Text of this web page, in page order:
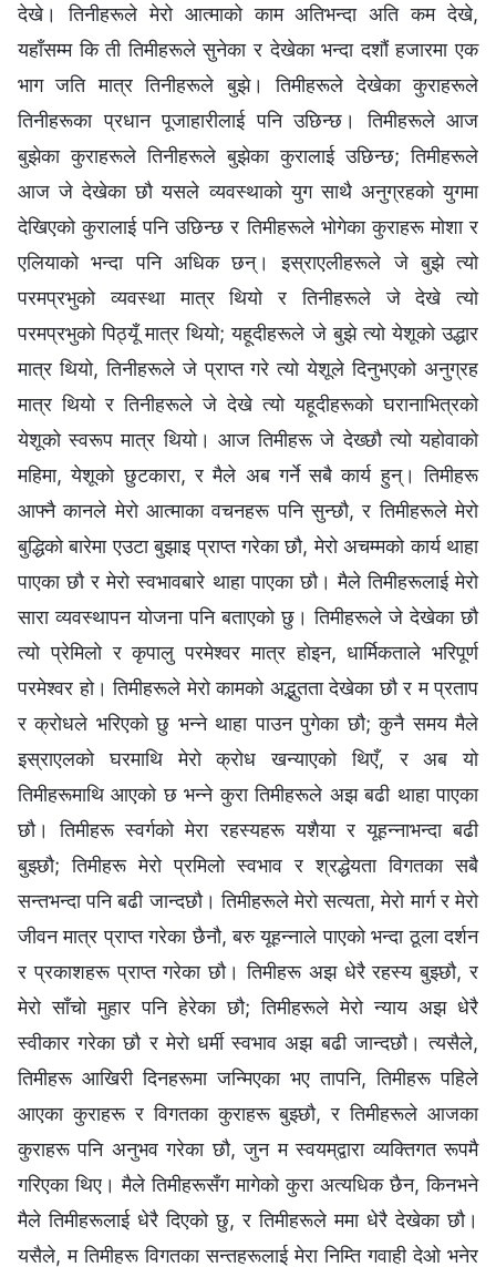
देखे। तिनीहरूले मेरो आत्माको काम अतिभन्दा अति कम देखे,
यहाँसम्‍म कि ती तिमीहरूले सुनेका र देखेका भन्दा दशौं हजारमा एक
भाग जति मात्र तिनीहरूले बुझे। तिमीहरूले देखेका कुराहरूले
तिनीहरूका प्रधान पूजाहारीलाई पनि उछिन्छ। तिमीहरूले आज
बुझेका कुराहरूले तिनीहरूले बुझेका कुरालाई उछिन्छ; तिमीहरूले
आज जे देखेका छौ यसले व्यवस्थाको युग साथै अनुग्रहको युगमा
देखिएको कुरालाई पनि उछिन्छ र तिमीहरूले भोगेका कुराहरू मोशा र
एलियाको भन्दा पनि अधिक छन्। इस्राएलीहरूले जे बुझे त्यो
परमप्रभुको व्यवस्था मात्र थियो र तिनीहरूले जे देखे त्यो
परमप्रभुको पिठ्यूँ मात्र थियो; यहूदीहरूले जे बुझे त्यो येशूको उद्धार
मात्र थियो, तिनीहरूले जे प्राप्‍त गरे त्यो येशूले दिनुभएको अनुग्रह
मात्र थियो र तिनीहरूले जे देखे त्यो यहूदीहरूको घरानाभित्रको
येशूको स्वरूप मात्र थियो। आज तिमीहरू जे देख्छौ त्यो यहोवाको
महिमा, येशूको छुटकारा, र मैले अब गर्ने सबै कार्य हुन्। तिमीहरू
आफ्नै कानले मेरो आत्माका वचनहरू पनि सुन्छौ, र तिमीहरूले मेरो
बुद्धिको बारेमा एउटा बुझाइ प्राप्त गरेका छौ, मेरो अचम्मको कार्य थाहा
पाएका छौ र मेरो स्वभावबारे थाहा पाएका छौ। मैले तिमीहरूलाई मेरो
सारा व्यवस्थापन योजना पनि बताएको छु। तिमीहरूले जे देखेका छौ
त्यो प्रेमिलो र कृपालु परमेश्‍वर मात्र होइन, धार्मिकताले भरिपूर्ण
परमेश्‍वर हो। तिमीहरूले मेरो कामको अद्भुतता देखेका छौ र म प्रताप
र क्रोधले भरिएको छु भन्‍ने थाहा पाउन पुगेका छौ; कुनै समय मैले
इस्राएलको घरमाथि मेरो क्रोध खन्याएको थिएँ, र अब यो
तिमीहरूमाथि आएको छ भन्‍ने कुरा तिमीहरूले अझ बढी थाहा पाएका
छौ। तिमीहरू स्वर्गको मेरा रहस्यहरू यशैया र यूहन्नाभन्दा बढी
बुझ्छौ; तिमीहरू मेरो प्रमिलो स्वभाव र श्रद्धेयता विगतका सबै
सन्तभन्दा पनि बढी जान्दछौ। तिमीहरूले मेरो सत्यता, मेरो मार्ग र मेरो
जीवन मात्र प्राप्‍त गरेका छैनौ, बरु यूहन्नाले पाएको भन्दा ठूला दर्शन
र प्रकाशहरू प्राप्त गरेका छौ। तिमीहरू अझ धेरै रहस्य बुझ्छौ, र
मेरो साँचो मुहार पनि हेरेका छौ; तिमीहरूले मेरो न्याय अझ धेरै
स्वीकार गरेका छौ र मेरो धर्मी स्वभाव अझ बढी जान्दछौ। त्यसैले,
तिमीहरू आखिरी दिनहरूमा जन्मिएका भए तापनि, तिमीहरू पहिले
आएका कुराहरू र विगतका कुराहरू बुझ्छौ, र तिमीहरूले आजका
कुराहरू पनि अनुभव गरेका छौ, जुन म स्वयम्‌द्वारा व्यक्तिगत रूपमै
गरिएका थिए। मैले तिमीहरूसँग मागेको कुरा अत्यधिक छैन, किनभने
मैले तिमीहरूलाई धेरै दिएको छु, र तिमीहरूले ममा धेरै देखेका छौ।
यसैले, म तिमीहरू विगतका सन्तहरूलाई मेरा निम्ति गवाही देओ भनेर